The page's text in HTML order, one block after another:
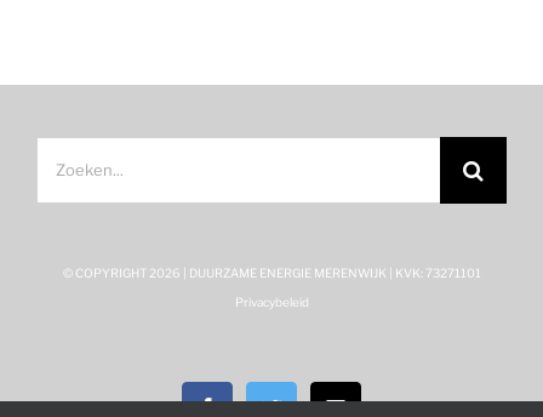
© COPYRIGHT 2026 | DUURZAME ENERGIE MERENWIJK | KVK: 73271101
Privacybeleid